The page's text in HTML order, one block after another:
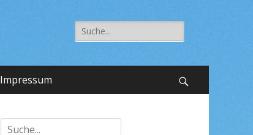
Suche
nach:
Impressum
Suche